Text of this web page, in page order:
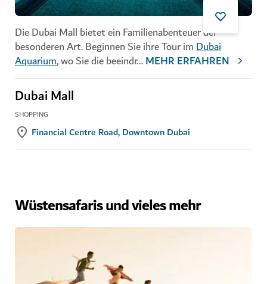
Die Dubai Mall bietet ein Familienabenteuer der
besonderen Art. Beginnen Sie ihre Tour imDubai
Aquarium, wo Sie die beeindr...MEHR ERFAHREN
Dubai Mall
SHOPPING
Financial Centre Road, Downtown Dubai
Wüstensafaris und vieles mehr